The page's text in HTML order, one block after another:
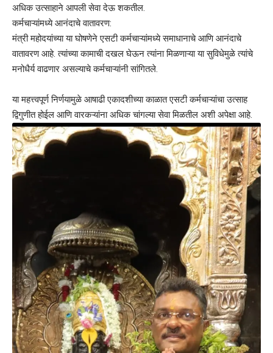
अधिक उत्साहाने आपली सेवा देऊ शकतील.
कर्मचाऱ्यांमध्ये आनंदाचे वातावरण:
मंत्री महोदयांच्या या घोषणेने एसटी कर्मचाऱ्यांमध्ये समाधानाचे आणि आनंदाचे
वातावरण आहे. त्यांच्या कामाची दखल घेऊन त्यांना मिळणाऱ्या या सुविधेमुळे त्यांचे
मनोधैर्य वाढणार असल्याचे कर्मचाऱ्यांनी सांगितले.
या महत्त्वपूर्ण निर्णयामुळे आषाढी एकादशीच्या काळात एसटी कर्मचाऱ्यांचा उत्साह
द्विगुणीत होईल आणि वारकऱ्यांना अधिक चांगल्या सेवा मिळतील अशी अपेक्षा आहे.